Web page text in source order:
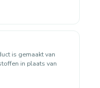
is gemaakt van
in plaats van